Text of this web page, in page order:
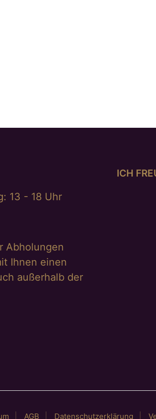
13 - 18 Uhr
Abholungen
Ihnen einen
außerhalb der
ICH
AGB Datenschutzerklärung